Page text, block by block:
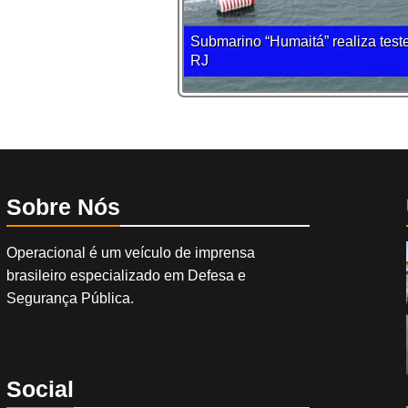
Submarino “Humaitá” realiza
RJ
Sobre Nós
Operacional é um veículo de imprensa
brasileiro especializado em Defesa e
Segurança Pública.
Social